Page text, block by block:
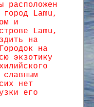
расположен
город Lamu,
и
Lamu,
на
на
экзотику
нет
его